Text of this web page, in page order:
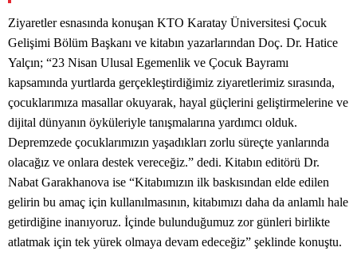
Ziyaretler esnasında konuşan KTO Karatay Üniversitesi Çocuk
Gelişimi Bölüm Başkanı ve kitabın yazarlarından Doç. Dr. Hatice
Yalçın; “23 Nisan Ulusal Egemenlik ve Çocuk Bayramı
kapsamında yurtlarda gerçekleştirdiğimiz ziyaretlerimiz sırasında,
çocuklarımıza masallar okuyarak, hayal güçlerini geliştirmelerine ve
dijital dünyanın öyküleriyle tanışmalarına yardımcı olduk.
Depremzede çocuklarımızın yaşadıkları zorlu süreçte yanlarında
olacağız ve onlara destek vereceğiz.” dedi. Kitabın editörü Dr.
Nabat Garakhanova ise “Kitabımızın ilk baskısından elde edilen
gelirin bu amaç için kullanılmasının, kitabımızı daha da anlamlı hale
getirdiğine inanıyoruz. İçinde bulunduğumuz zor günleri birlikte
atlatmak için tek yürek olmaya devam edeceğiz” şeklinde konuştu.